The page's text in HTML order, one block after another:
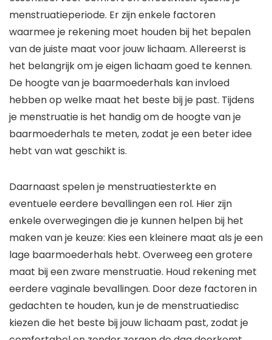
menstruatieperiode. Er zijn enkele factoren
waarmee je rekening moet houden bij het bepalen
van de juiste maat voor jouw lichaam. Allereerst is
het belangrijk om je eigen lichaam goed te kennen.
De hoogte van je baarmoederhals kan invloed
hebben op welke maat het beste bij je past. Tijdens
je menstruatie is het handig om de hoogte van je
baarmoederhals te meten, zodat je een beter idee
hebt van wat geschikt is.
Daarnaast spelen je menstruatiesterkte en
eventuele eerdere bevallingen een rol. Hier zijn
enkele overwegingen die je kunnen helpen bij het
maken van je keuze: Kies een kleinere maat als je een
lage baarmoederhals hebt. Overweeg een grotere
maat bij een zware menstruatie. Houd rekening met
eerdere vaginale bevallingen. Door deze factoren in
gedachten te houden, kun je de menstruatiedisc
kiezen die het beste bij jouw lichaam past, zodat je